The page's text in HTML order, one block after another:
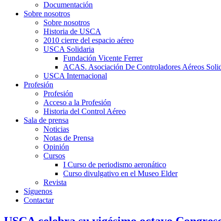
Documentación
Sobre nosotros
Sobre nosotros
Historia de USCA
2010 cierre del espacio aéreo
USCA Solidaria
Fundación Vicente Ferrer
ACAS. Asociación De Controladores Aéreos
USCA Internacional
Profesión
Profesión
Acceso a la Profesión
Historia del Control Aéreo
Sala de prensa
Noticias
Notas de Prensa
Opinión
Cursos
I Curso de periodismo aeronático
Curso divulgativo en el Museo Elder
Revista
Síguenos
Contactar